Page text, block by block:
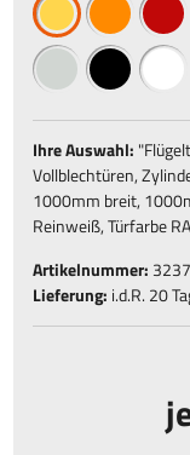
Ihre Auswahl: "
Vollblechtüren,
1000mm breit,
Reinweiß, Türfarbe
Artikelnummer:
Lieferung: i.d.R. 20